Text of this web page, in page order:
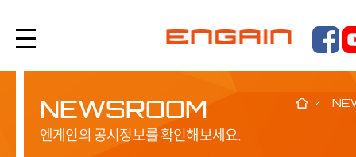
NEWSROOM
엔게인의 공시정보를 확인해보세요.